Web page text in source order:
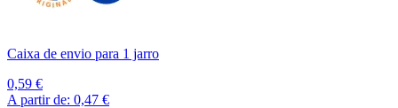
Caixa de envio para 1 jarro
0,59 €
A partir de: 0,47 €